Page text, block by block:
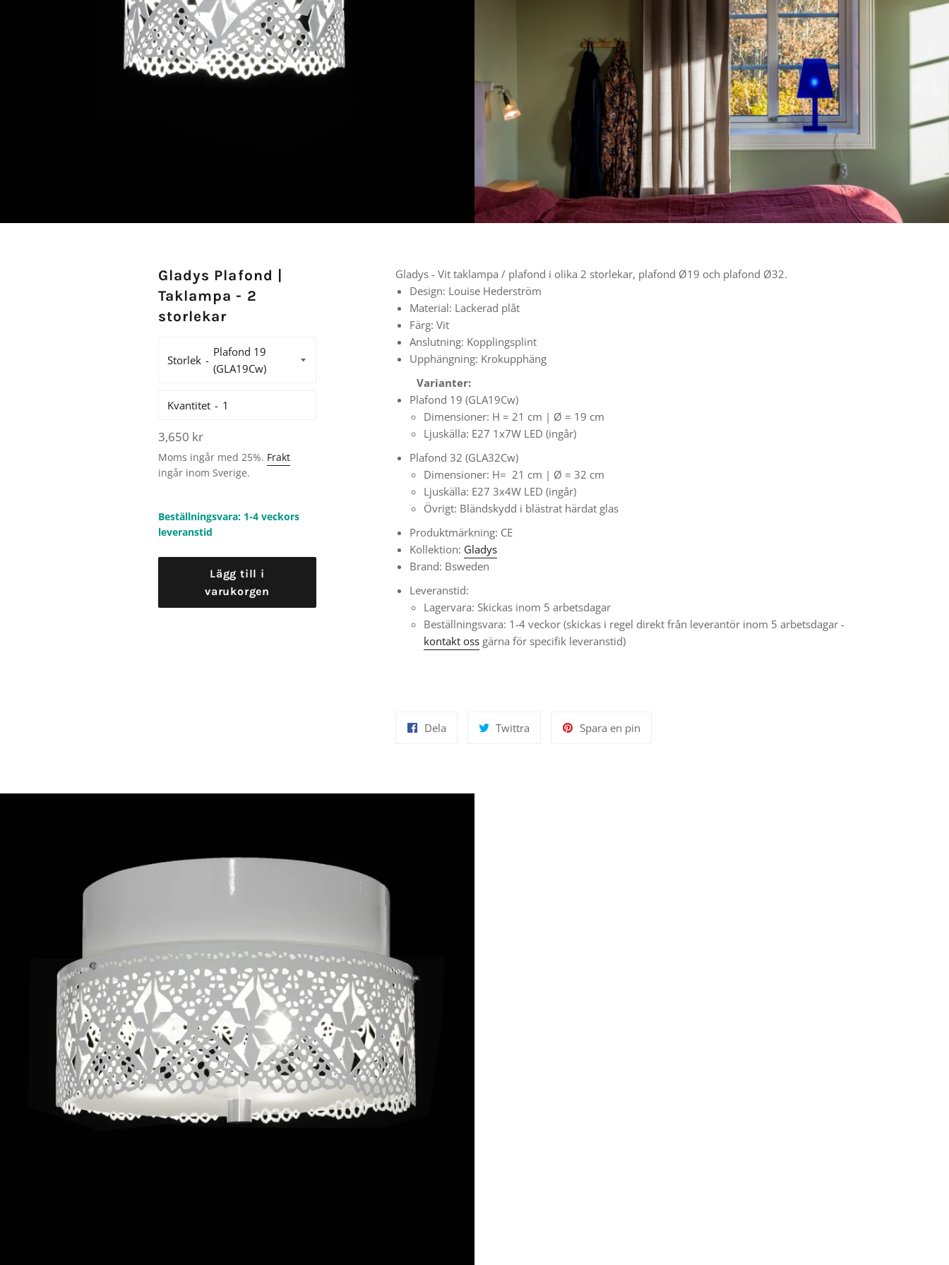
Gladys Plafond |
Taklampa - 2
storlekar
Storlek
Kvantitet
Ordinarie
pris
3,650 kr
Moms ingår med 25%. Frakt
ingår inom Sverige.
Beställningsvara: 1-4 veckors
leveranstid
Lägg till i
varukorgen
Gladys - Vit taklampa / plafond i olika 2 storlekar, plafond Ø19 och plafond Ø32.
Design: Louise Hederström
Material: Lackerad plåt
Färg: Vit
Anslutning: Kopplingsplint
Upphängning: Krokupphäng
Varianter:
Plafond 19 (GLA19Cw)
Dimensioner: H = 21 cm | Ø = 19 cm
Ljuskälla: E27 1x7W LED (ingår)
Plafond 32 (GLA32Cw)
Dimensioner: H= 21 cm | Ø = 32 cm
Ljuskälla: E27 3x4W LED (ingår)
Övrigt: Bländskydd i blästrat härdat glas
Produktmärkning: CE
Kollektion: Gladys
Brand: Bsweden
Leveranstid:
Lagervara: Skickas inom 5 arbetsdagar
Beställningsvara: 1-4 veckor (skickas i regel direkt från leverantör inom 5 arbetsdagar -
kontakt oss gärna för specifik leveranstid)
Dela Twittra Spara en pin